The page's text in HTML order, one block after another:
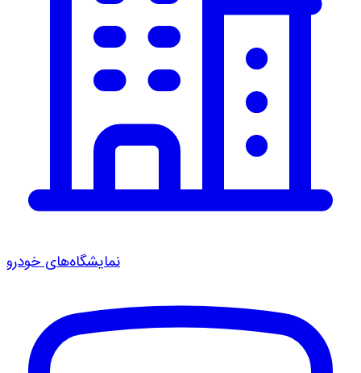
نمایشگاه‌های خودرو